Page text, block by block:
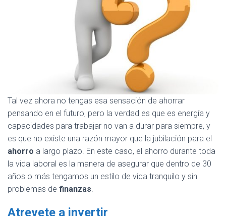
Tal vez ahora no tengas esa sensación de ahorrar
pensando en el futuro, pero la verdad es que es energía y
capacidades para trabajar no van a durar para siempre, y
es que no existe una razón mayor que la jubilación para el
ahorro a largo plazo. En este caso, el ahorro durante toda
la vida laboral es la manera de asegurar que dentro de 30
años o más tengamos un estilo de vida tranquilo y sin
problemas de finanzas.
Atrevete a invertir